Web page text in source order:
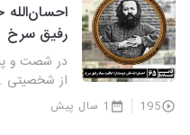
احسان‌الله‌
رفیق سرخ
در شصت و
از شخصیتی
195 1 سال پیش